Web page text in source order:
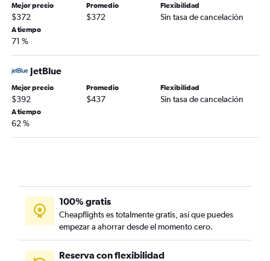
Mejor precio
$372
Promedio
$372
Flexibilidad
Sin tasa de cancelación
A tiempo
71 %
JetBlue
Mejor precio
$392
Promedio
$437
Flexibilidad
Sin tasa de cancelación
A tiempo
62 %
100% gratis
Cheapflights es totalmente gratis, así que puedes
empezar a ahorrar desde el momento cero.
Reserva con flexibilidad